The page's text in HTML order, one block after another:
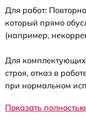
Для работ:
который прямо
(например,
Для
строя, отказ в
при нормальном
Показать полностью